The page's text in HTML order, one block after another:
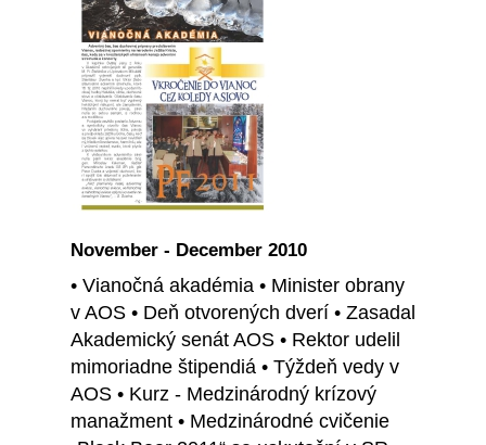
November - December 2010
• Vianočná akadémia • Minister obrany
v AOS • Deň otvorených dverí • Zasadal
Akademický senát AOS • Rektor udelil
mimoriadne štipendiá • Týždeň vedy v
AOS • Kurz - Medzinárodný krízový
manažment • Medzinárodné cvičenie